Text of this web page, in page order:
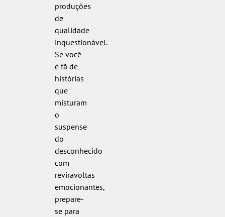
produções
de
qualidade
inquestionável.
Se você
é fã de
histórias
que
misturam
o
suspense
do
desconhecido
com
reviravoltas
emocionantes,
prepare-
se para